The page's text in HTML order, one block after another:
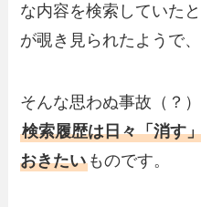
な内容を検索していた
が覗き見られたようで
そんな思わぬ事故（？
検索履歴は日々「消す
おきたい ものです。